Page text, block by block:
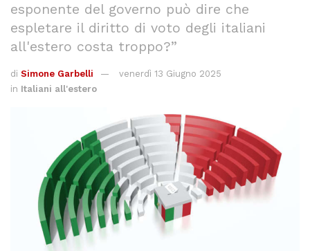
esponente del governo può dire che
espletare il diritto di voto degli italiani
all'estero costa troppo?”
di Simone Garbelli
venerdì 13 Giugno 2025
in Italiani all'estero